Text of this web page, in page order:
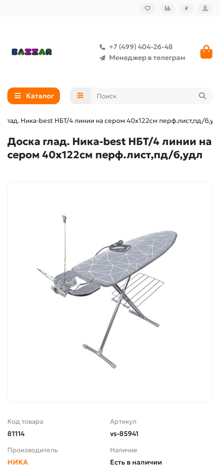
₽
+7 (499) 404-26-48
Менеджер в телеграм
Каталог
глад. Ника-best НБТ/4 линии на сером 40х122см перф.лист,пд/
Доска глад. Ника-best НБТ/4 линии на
сером 40х122см перф.лист,пд/б,удл
Код товара
81114
Артикул
vs-85941
Производитель
НИКА
Наличие
Есть в наличии